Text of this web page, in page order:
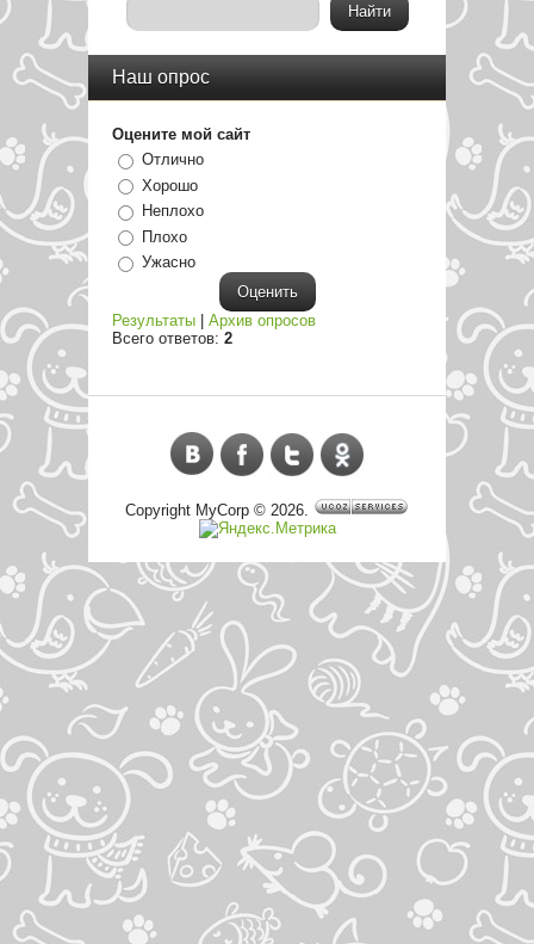
Наш опрос
Оцените мой сайт
Отлично
Хорошо
Неплохо
Плохо
Ужасно
Результаты
Архив опросов
Всего ответов: 2
Copyright MyCorp © 2026